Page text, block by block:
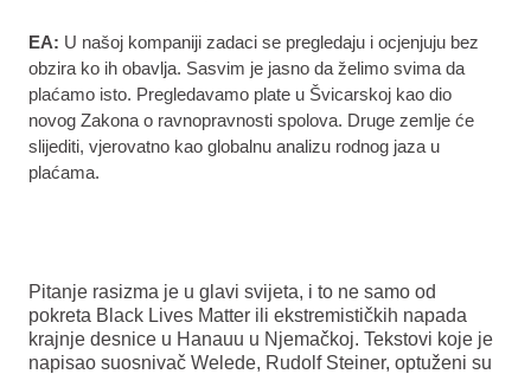
EA: U našoj kompaniji zadaci se pregledaju i ocjenjuju bez
obzira ko ih obavlja. Sasvim je jasno da želimo svima da
plaćamo isto. Pregledavamo plate u Švicarskoj kao dio
novog Zakona o ravnopravnosti spolova. Druge zemlje će
slijediti, vjerovatno kao globalnu analizu rodnog jaza u
plaćama.
Pitanje rasizma je u glavi svijeta, i to ne samo od
pokreta Black Lives Matter ili ekstremističkih napada
krajnje desnice u Hanauu u Njemačkoj. Tekstovi koje je
napisao suosnivač Welede, Rudolf Steiner, optuženi su